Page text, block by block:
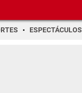
ESPECTÁCULOS